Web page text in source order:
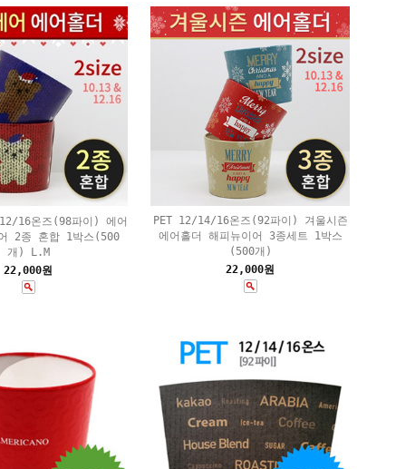
16온즈(98파이) 에어
2종 혼합 1박스(500
개) L.M
22,000원
PET 12/14/16온즈(92파이) 겨울시즌
에어홀더 해피뉴이어 3종세트 1박스
(500개)
22,000원